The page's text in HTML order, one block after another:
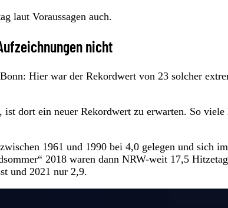
laut Voraussagen auch.
nicht
Hier war der Rekordwert von 23 solcher
dort ein neuer Rekordwert zu erwarten. So viele
1961 und 1990 bei 4,0 gelegen und sich im
2018 waren dann NRW-weit 17,5
und 2021 nur 2,9.